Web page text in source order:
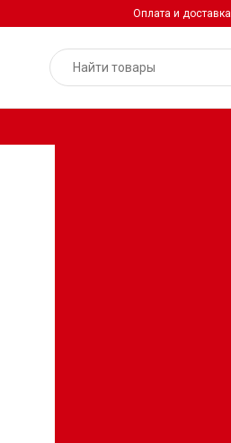
Оплата и доставка